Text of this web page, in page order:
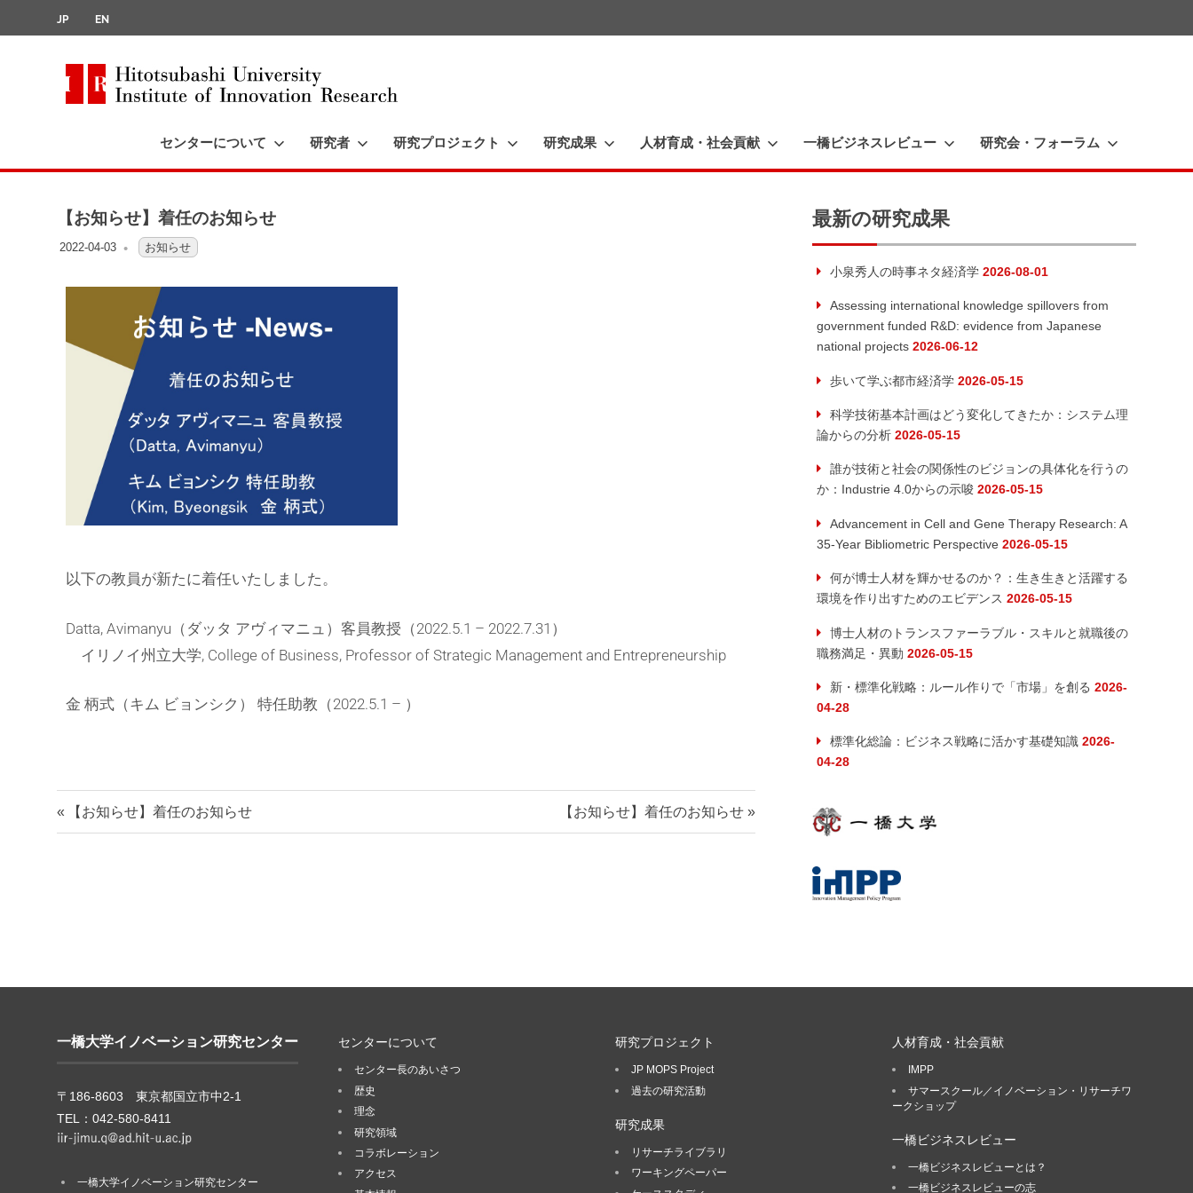
JP EN
学
Innovation
センターについて 研究者 研究プロジェクト 研究成果 人材育成・社会貢献 一橋ビジネスレビュー 研究会・フォーラム
【お知らせ】着任のお知らせ
2022-04-03 OFO3_TESTIIR
お知らせ
以下の教員が新たに着任いたしました。
Datta, Avimanyu（ダッタ アヴィマニュ）客員教授（2022.5.1 – 2022.7.31）
イリノイ州立大学, College of Business, Professor of Strategic Management and Entrepreneurship
金 柄式（キム ビョンシク） 特任助教（2022.5.1 – ）
【お知らせ】着任のお知らせ 【お知らせ】着任のお知らせ
最新の研究成果
小泉秀人の時事ネタ経済学 2026-08-01
Assessing international knowledge spillovers from
government funded R&D: evidence from Japanese
national projects 2026-06-12
歩いて学ぶ都市経済学 2026-05-15
科学技術基本計画はどう変化してきたか：システム理
論からの分析 2026-05-15
誰が技術と社会の関係性のビジョンの具体化を行うの
か：Industrie 4.0からの示唆 2026-05-15
Advancement in Cell and Gene Therapy Research: A
35-Year Bibliometric Perspective 2026-05-15
何が博士人材を輝かせるのか？：生き生きと活躍する
環境を作り出すためのエビデンス 2026-05-15
博士人材のトランスファーラブル・スキルと就職後の
職務満足・異動 2026-05-15
新・標準化戦略：ルール作りで「市場」を創る 2026-
04-28
標準化総論：ビジネス戦略に活かす基礎知識 2026-
04-28
一橋大学イノベーション研究センター
〒186-8603 東京都国立市中2-1
TEL：042-580-8411
一橋大学イノベーション研究センター
センターについて
センター長のあいさつ
歴史
理念
研究領域
コラボレーション
アクセス
研究プロジェクト
JP MOPS Project
過去の研究活動
研究成果
リサーチライブラリ
ワーキングペーパー
人材育成・社会貢献
IMPP
サマースクール／イノベーション・リサーチワ
ークショップ
一橋ビジネスレビュー
一橋ビジネスレビューとは？
一橋ビジネスレビューの志